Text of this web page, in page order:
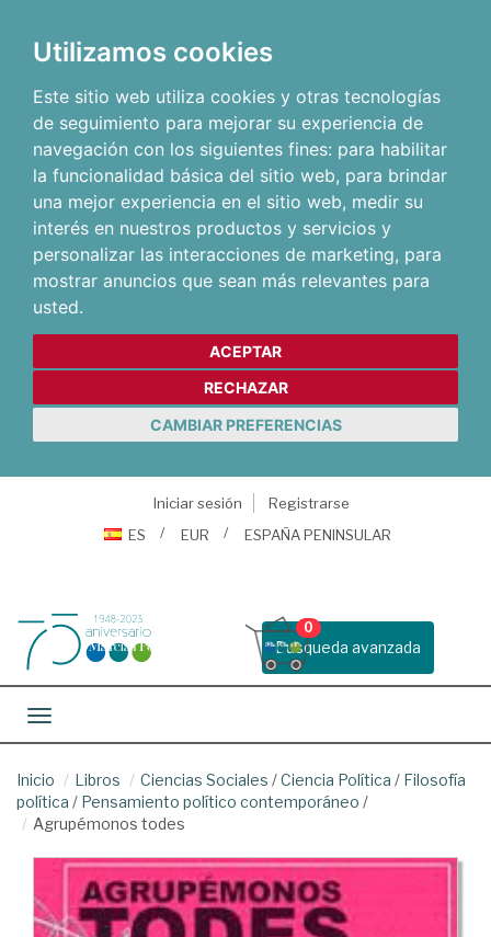
Utilizamos cookies
Este sitio web utiliza cookies y otras tecnologías
de seguimiento para mejorar su experiencia de
navegación con los siguientes fines: para habilitar
la funcionalidad básica del sitio web, para brindar
una mejor experiencia en el sitio web, medir su
interés en nuestros productos y servicios y
personalizar las interacciones de marketing, para
mostrar anuncios que sean más relevantes para
usted.
ACEPTAR
RECHAZAR
CAMBIAR PREFERENCIAS
Iniciar sesión
Registrarse
ES
EUR ESPAÑA PENINSULAR
Busqueda avanzada
0
Toggle navigation
Inicio Libros Ciencias Sociales /Ciencia Política / Filosofía
política / Pensamiento político contemporáneo /
Agrupémonos todes